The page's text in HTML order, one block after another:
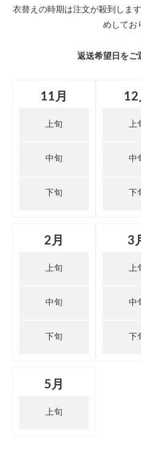
衣替えの時期は注文が殺到しま
めしてお
返送希望日をご
11月
上旬
中旬
下旬
12
上
中
下
2月
上旬
中旬
下旬
3
上
中
下
5月
上旬